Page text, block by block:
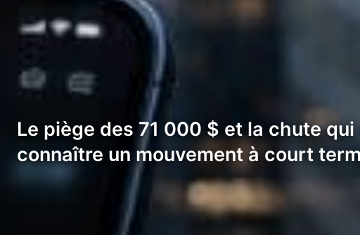
Le piège des 71 000 $ et la chute
connaître un mouvement à court